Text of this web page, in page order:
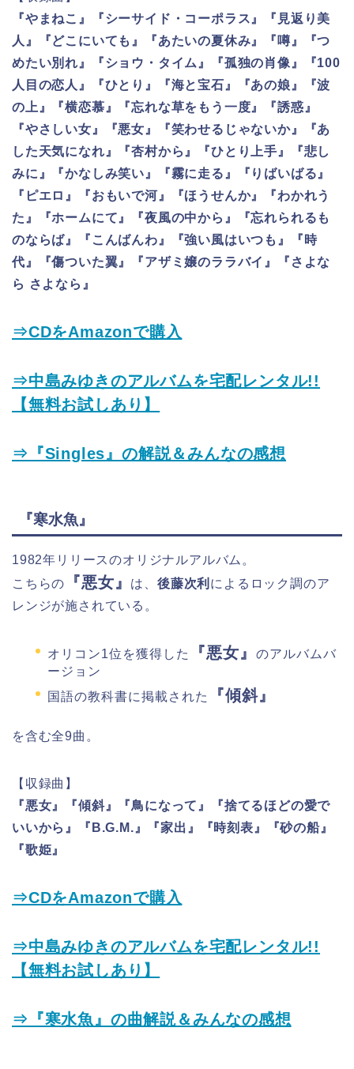
『やまねこ』『シーサイド・コーポラス』『見返り美
人』『どこにいても』『あたいの夏休み』『噂』『つ
めたい別れ』『ショウ・タイム』『孤独の肖像』『100
人目の恋人』『ひとり』『海と宝石』『あの娘』『波
の上』『横恋慕』『忘れな草をもう一度』『誘惑』
『やさしい女』『悪女』『笑わせるじゃないか』『あ
した天気になれ』『杏村から』『ひとり上手』『悲し
みに』『かなしみ笑い』『霧に走る』『りばいばる』
『ピエロ』『おもいで河』『ほうせんか』『わかれう
た』『ホームにて』『夜風の中から』『忘れられるも
のならば』『こんばんわ』『強い風はいつも』『時
代』『傷ついた翼』『アザミ嬢のララバイ』『さよな
ら さよなら』
⇒CDをAmazonで購入
⇒中島みゆきのアルバムを宅配レンタル!!
【無料お試しあり】
⇒『Singles』の解説＆みんなの感想
『寒水魚』
1982年リリースのオリジナルアルバム。
こちらの
『悪女』 は、後藤次利 によるロック調のア
レンジが施されている。
オリコン1位を獲得した 『悪女』
のアルバムバ
ージョン
国語の教科書に掲載された
『傾斜』
を含む全9曲。
【収録曲】
『悪女』『傾斜』『鳥になって』『捨てるほどの愛で
いいから』『B.G.M.』『家出』『時刻表』『砂の船』
『歌姫』
⇒CDをAmazonで購入
⇒中島みゆきのアルバムを宅配レンタル!!
【無料お試しあり】
⇒『寒水魚』の曲解説＆みんなの感想